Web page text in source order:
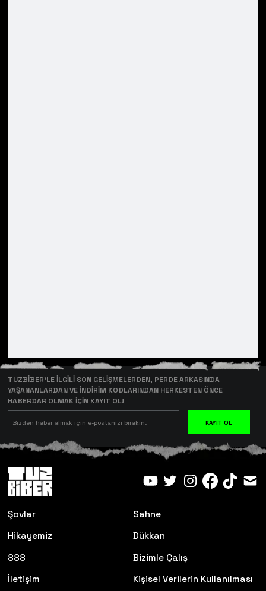
TUZBİBER’LE İLGİLİ SON GELİŞMELERDEN, PERDE ARKASINDA
YAŞANANLARDAN VE İNDİRİM KODLARINDAN HERKESTEN ÖNCE
HABERDAR OLMAK İÇİN KAYIT OL!
KAYIT OL
Şovlar
Sahne
Hikayemiz
Dükkan
SSS
Bizimle Çalış
İletişim
Kişisel Verilerin Kullanılması